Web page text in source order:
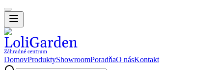
DomovProduktyShowroomPoradňaO násKontakt